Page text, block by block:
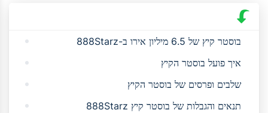
בוסטר קיץ של 6.5 מיליון אירו ב-888Starz
איך פועל בוסטר הקיץ
שלבים ופרסים של בוסטר הקיץ
תנאים והגבלות של בוסטר קיץ 888Starz